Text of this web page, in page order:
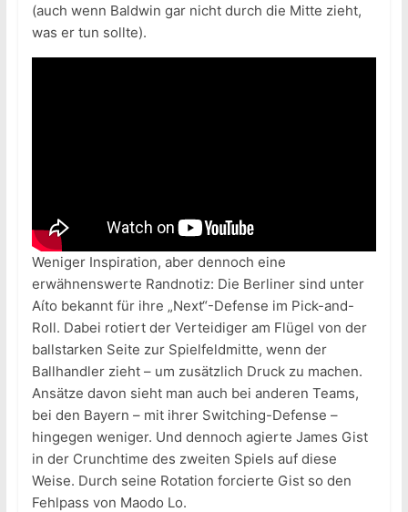
(auch wenn Baldwin gar nicht durch die Mitte zieht,
was er tun sollte).
Weniger Inspiration, aber dennoch eine
erwähnenswerte Randnotiz: Die Berliner sind unter
Aíto bekannt für ihre „Next“-Defense im Pick-and-
Roll. Dabei rotiert der Verteidiger am Flügel von der
ballstarken Seite zur Spielfeldmitte, wenn der
Ballhandler zieht – um zusätzlich Druck zu machen.
Ansätze davon sieht man auch bei anderen Teams,
bei den Bayern – mit ihrer Switching-Defense –
hingegen weniger. Und dennoch agierte James Gist
in der Crunchtime des zweiten Spiels auf diese
Weise. Durch seine Rotation forcierte Gist so den
Fehlpass von Maodo Lo.